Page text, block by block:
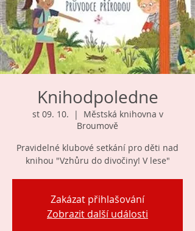
Knihodpoledne
st 09. 10.
  |
Městská knihovna v
Broumově
Pravidelné klubové setkání pro děti nad
knihou "Vzhůru do divočiny! V lese"
Zakázat přihlašování
Zobrazit další události